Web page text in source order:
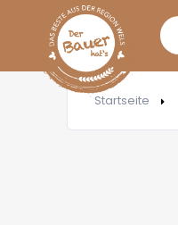
Startseite